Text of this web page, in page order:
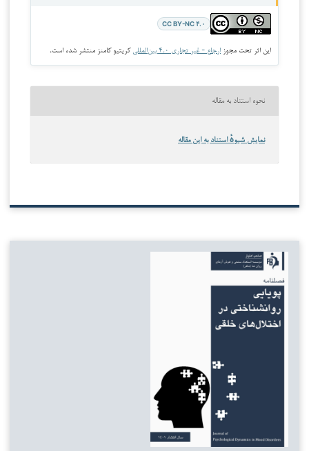
CC BY-NC ۴.۰
این اثر تحت مجوز ارجاع - غیر تجاری ۴.۰ بین‌المللی کریتیو کامنز منتشر شده است.
نحوه استناد به مقاله
نمایش شیوهٔ استناد به این مقاله